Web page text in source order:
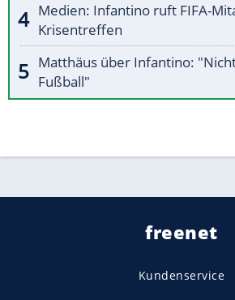
Medien: Infantino ruft FIFA-
Krisentreffen
Matthäus über Infantino:
Fußball"
freenet
Kundenservice